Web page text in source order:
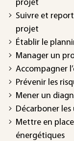
projet
Suivre et
projet
Établir le
Manager un
Accompagner
Prévenir les
Mener un
Décarboner
Mettre en
énergétiques